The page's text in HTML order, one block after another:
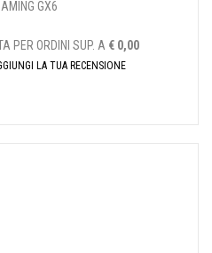
GX6
PER ORDINI SUP. A € 0,00
LA TUA RECENSIONE